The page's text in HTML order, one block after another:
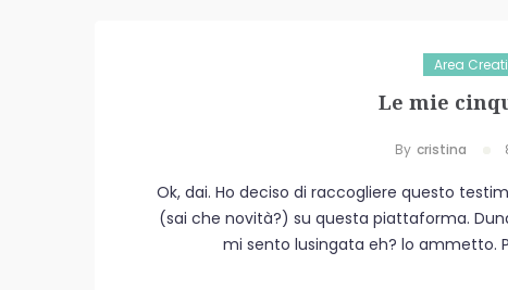
Area
Le mie
By Cristina
Ok, dai. Ho deciso di raccogliere questo
(sai che novità?) su questa piattaforma.
mi sento lusingata eh? lo ammetto.